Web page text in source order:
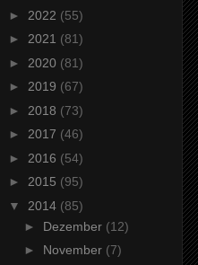
► 2022 (55)
► 2021 (81)
► 2020 (81)
► 2019 (67)
► 2018 (73)
► 2017 (46)
► 2016 (54)
► 2015 (95)
▼ 2014 (85)
► Dezember (12)
► November (7)